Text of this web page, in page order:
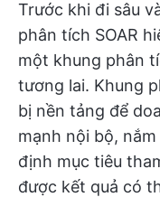
Trước khi đi sâu
phân tích SOAR
một khung phân
tương lai. Khung
bị nền tảng để
mạnh nội bộ,
định mục tiêu
được kết quả có